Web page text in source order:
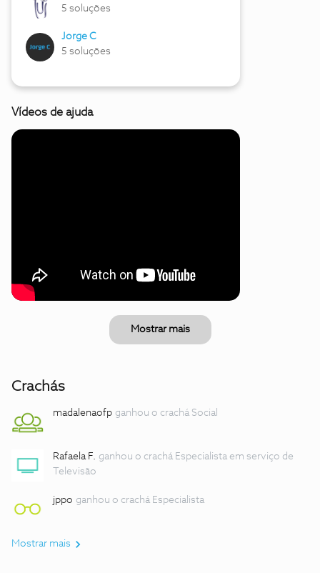
5 soluções
Jorge C
5 soluções
Vídeos de ajuda
Mostrar mais
Crachás
madalenaofp ganhou o crachá Social
Rafaela F. ganhou o crachá Especialista em serviço de
Televisão
jppo ganhou o crachá Especialista
Mostrar mais